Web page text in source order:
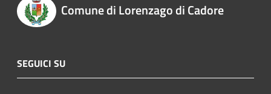
Comune di Lorenzago di Cadore
SEGUICI SU